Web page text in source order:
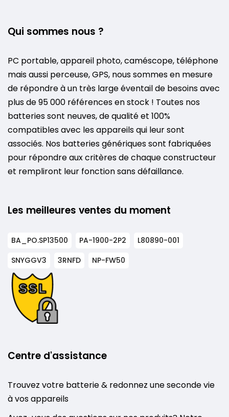
Qui sommes nous ?
PC portable, appareil photo, caméscope, téléphone
mais aussi perceuse, GPS, nous sommes en mesure
de répondre à un très large éventail de besoins avec
plus de 95 000 références en stock ! Toutes nos
batteries sont neuves, de qualité et 100%
compatibles avec les appareils qui leur sont
associés. Nos batteries génériques sont fabriquées
pour répondre aux critères de chaque constructeur
et rempliront leur fonction sans défaillance.
Les meilleures ventes du moment
BA_PO.SP13500 PA-1900-2P2
L80890-001
SNYGGV3
3RNFD NP-FW50
Centre d'assistance
Trouvez votre batterie & redonnez une seconde vie
à vos appareils